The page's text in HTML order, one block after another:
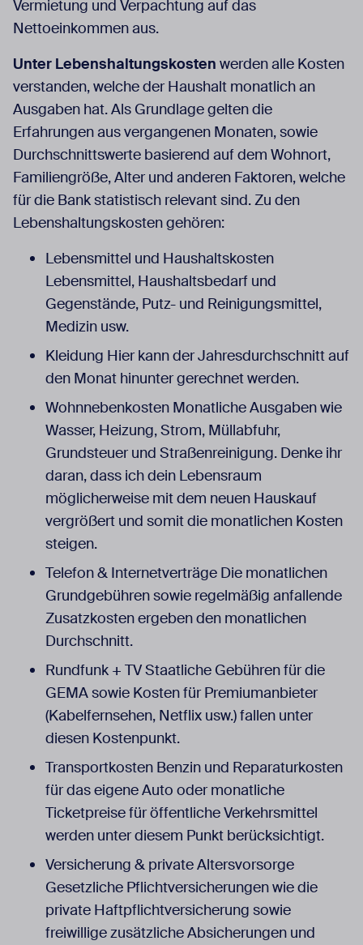
Vermietung und Verpachtung auf das
Nettoeinkommen aus.
Unter Lebenshaltungskosten werden alle Kosten
verstanden, welche der Haushalt monatlich an
Ausgaben hat. Als Grundlage gelten die
Erfahrungen aus vergangenen Monaten, sowie
Durchschnittswerte basierend auf dem Wohnort,
Familiengröße, Alter und anderen Faktoren, welche
für die Bank statistisch relevant sind. Zu den
Lebenshaltungskosten gehören:
Lebensmittel und Haushaltskosten
Lebensmittel, Haushaltsbedarf und
Gegenstände, Putz- und Reinigungsmittel,
Medizin usw.
Kleidung Hier kann der Jahresdurchschnitt auf
den Monat hinunter gerechnet werden.
Wohnnebenkosten Monatliche Ausgaben wie
Wasser, Heizung, Strom, Müllabfuhr,
Grundsteuer und Straßenreinigung. Denke ihr
daran, dass ich dein Lebensraum
möglicherweise mit dem neuen Hauskauf
vergrößert und somit die monatlichen Kosten
steigen.
Telefon & Internetverträge Die monatlichen
Grundgebühren sowie regelmäßig anfallende
Zusatzkosten ergeben den monatlichen
Durchschnitt.
Rundfunk + TV Staatliche Gebühren für die
GEMA sowie Kosten für Premiumanbieter
(Kabelfernsehen, Netflix usw.) fallen unter
diesen Kostenpunkt.
Transportkosten Benzin und Reparaturkosten
für das eigene Auto oder monatliche
Ticketpreise für öffentliche Verkehrsmittel
werden unter diesem Punkt berücksichtigt.
Versicherung & private Altersvorsorge
Gesetzliche Pflichtversicherungen wie die
private Haftpflichtversicherung sowie
freiwillige zusätzliche Absicherungen und